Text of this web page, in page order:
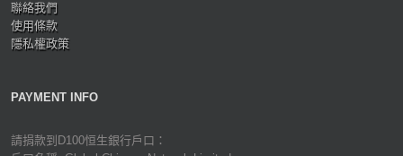
聯絡我們
使用條款
隱私權政策
PAYMENT INFO
請捐款到D100恒生銀行戶口：